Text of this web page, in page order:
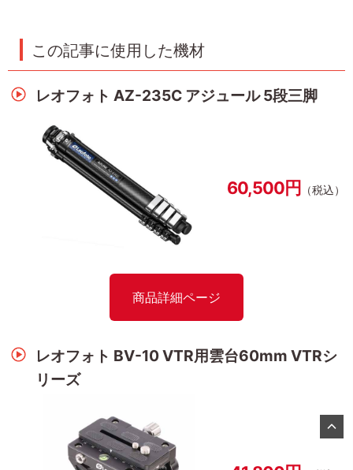
この記事に使用した機材
レオフォト AZ-235C アジュール 5段三脚
60,500円 （税込）
商品詳細ページ
レオフォト BV-10 VTR用雲台60mm VTRシ
リーズ